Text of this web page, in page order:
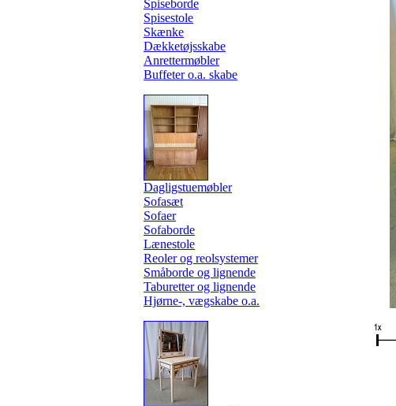
Spiseborde
Spisestole
Skænke
Dækketøjsskabe
Anrettermøbler
Buffeter o.a. skabe
Dagligstuemøbler
Sofasæt
Sofaer
Sofaborde
Lænestole
Reoler og reolsystemer
Småborde og lignende
Taburetter og lignende
Hjørne-, vægskabe o.a.